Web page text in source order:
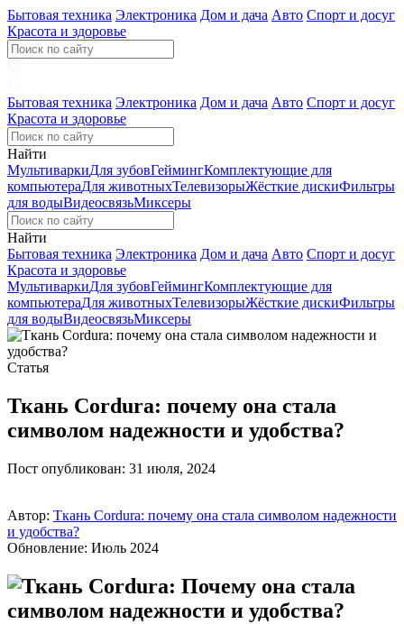
Бытовая техника Электроника Дом и дача Авто Спорт и досуг
Красота и здоровье
Бытовая техника Электроника Дом и дача Авто Спорт и досуг
Красота и здоровье
Найти
МультиваркиДля зубовГеймингКомплектующие для
компьютераДля животныхТелевизорыЖёсткие дискиФильтры
для водыВидеосвязьМиксеры
Найти
Бытовая техника Электроника Дом и дача Авто Спорт и досуг
Красота и здоровье
МультиваркиДля зубовГеймингКомплектующие для
компьютераДля животныхТелевизорыЖёсткие дискиФильтры
для водыВидеосвязьМиксеры
Статья
Ткань Cordura: почему она стала
символом надежности и удобства?
Пост опубликован: 31 июля, 2024
Автор: Ткань Cordura: почему она стала символом надежности
и удобства?
Обновление: Июль 2024